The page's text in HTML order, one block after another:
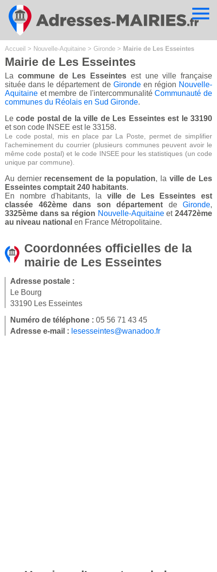
Accueil > Nouvelle-Aquitaine > Gironde > Mairie de Les Esseintes
Mairie de Les Esseintes
La commune de Les Esseintes est une ville française
située dans le département de Girondeen région Nouvelle-
Aquitaine et membre de l'intercommunalitéCommunauté de
communes du Réolais en Sud Gironde.
Lecode postal de la ville de Les Esseintes est le 33190
et son code INSEE est le 33158.
Le code postal, mis en place par La Poste, permet de simplifier
l'acheminement du courrier (plusieurs communes peuvent avoir le
même code postal) et le code INSEE pour les statistiques (un code
unique par commune).
Au dernier recensement de la population, la ville de Les
Esseintes comptait 240 habitants.
En nombre d'habitants, la ville de Les Esseintes est
classée 462ème dans son département de Gironde,
3325ème dans sa région Nouvelle-Aquitaineet24472ème
au niveau national en France Métropolitaine.
Coordonnées officielles de la
mairie de Les Esseintes
Adresse postale :
Le Bourg
33190 Les Esseintes
Numéro de téléphone : 05 56 71 43 45
Adresse e-mail : lesesseintes@wanadoo.fr
Cookies management panel